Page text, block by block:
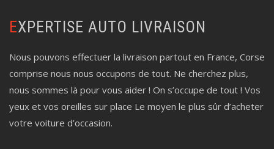
EXPERTISE AUTO LIVRAISON
Nous pouvons effectuer la livraison partout en France, Corse
comprise nous nous occupons de tout. Ne cherchez plus,
nous sommes là pour vous aider ! On s’occupe de tout ! Vos
yeux et vos oreilles sur place Le moyen le plus sûr d’acheter
votre voiture d’occasion.